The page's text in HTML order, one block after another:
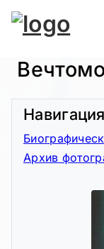
Навигация
Архив